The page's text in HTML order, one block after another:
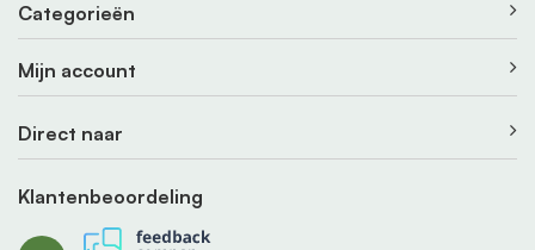
Categorieën
Mijn account
Direct naar
Klantenbeoordeling